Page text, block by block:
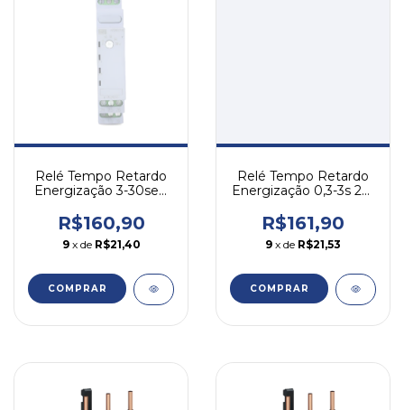
Relé Tempo Retardo
Energização 3-30seg
R$160,90
9 x de R$21,40
COMPRAR
Relé Tempo Retardo
Energização 0,3-3s 24-
R$161,90
9 x de R$21,53
COMPRAR